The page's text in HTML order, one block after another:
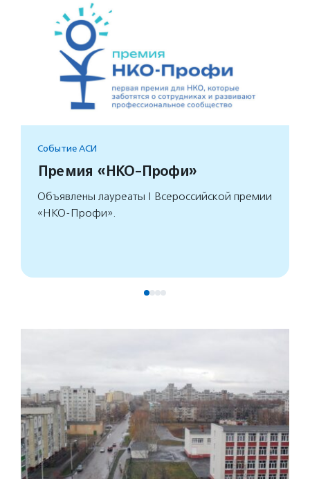
Событие АСИ
Премия «НКО-Профи»
Объявлены лауреаты I Всероссийской премии
«НКО-Профи».